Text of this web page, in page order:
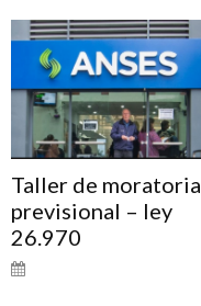
Taller de moratoria
previsional – ley
26.970